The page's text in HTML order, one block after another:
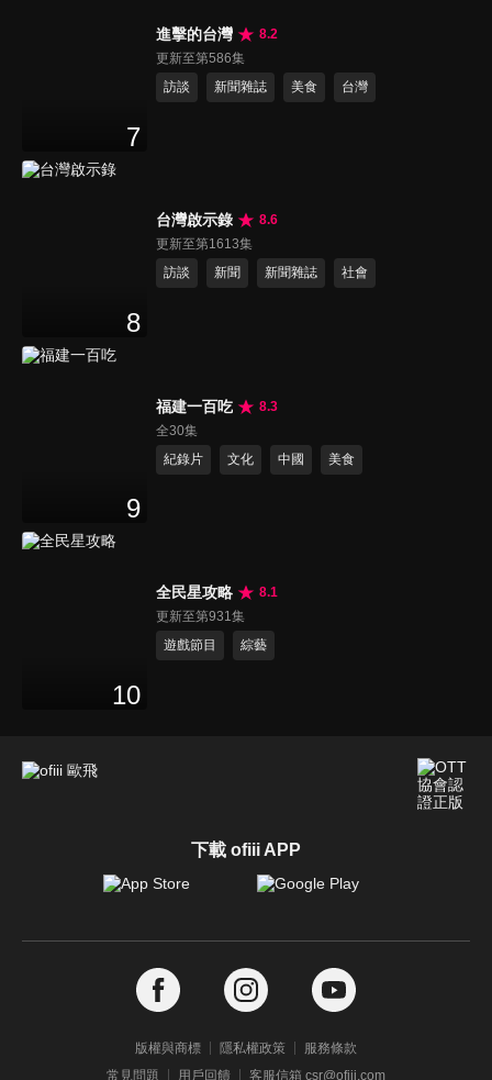
7
進擊的台灣
8.2
更新至第586集
訪談
新聞雜誌 美食 台灣
8
台灣啟示錄
8.6
更新至第1613集
訪談
新聞 新聞雜誌 社會
9
福建一百吃
8.3
全30集
紀錄片
文化 中國 美食
10
全民星攻略
8.1
更新至第931集
遊戲節目
綜藝
下載 ofiii APP
版權與商標 隱私權政策
服務條款
常見問題
用戶回饋 客服信箱 csr@ofiii.com